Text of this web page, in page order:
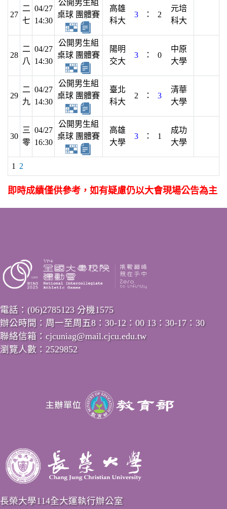
27
二
七
04/27
14:30
公開男生組
桌球 團體賽
高雄
科大
3 ： 2
元培
科大
28
二
八
04/27
14:30
公開男生組
桌球 團體賽
陽明
交大
3 ： 0
中原
大學
29
二
九
04/27
14:30
公開男生組
桌球 團體賽
臺北
科大
2 ： 3
清華
大學
30
三
零
04/27
16:30
公開男生組
桌球 團體賽
高雄
大學
3 ： 1
成功
大學
1 2
即時成績僅供參考，如有疑慮仍以大會現場公告為主
電話：(06)2785123 分機1575
辦公時間：周一至周五8：30-12：00 13：30-17：30
聯絡信箱：cjcuniag@mail.cjcu.edu.tw
瀏覽人數：2529852
長榮大學114全大運執行辦公室